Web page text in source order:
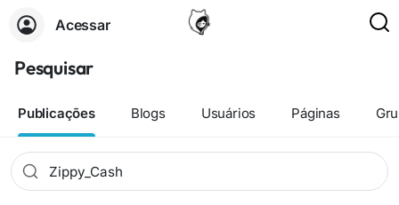
Acessar
Pesquisar
Publicações Blogs Usuários Páginas